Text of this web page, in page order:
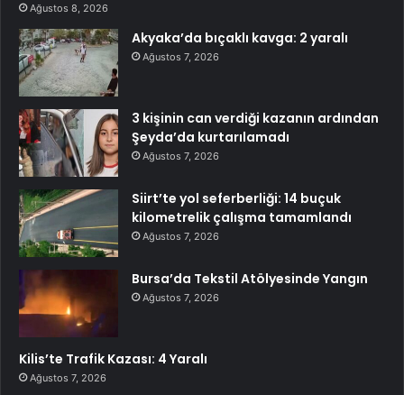
Ağustos 8, 2026
Akyaka’da bıçaklı kavga: 2 yaralı
Ağustos 7, 2026
3 kişinin can verdiği kazanın ardından
Şeyda’da kurtarılamadı
Ağustos 7, 2026
Siirt’te yol seferberliği: 14 buçuk
kilometrelik çalışma tamamlandı
Ağustos 7, 2026
Bursa’da Tekstil Atölyesinde Yangın
Ağustos 7, 2026
Kilis’te Trafik Kazası: 4 Yaralı
Ağustos 7, 2026